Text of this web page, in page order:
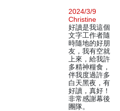
2024/3/9
Christine
好讀是我這個
文字工作者隨
時隨地的好朋
友，我有空就
上來，給我許
多精神糧食，
伴我度過許多
白天黑夜，有
好讀，真好！
非常感謝幕後
團隊。